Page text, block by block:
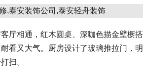
厅相通，红木圆桌、深咖色描金壁橱搭
看又大气。厨房设计了玻璃推拉门，明
扫。